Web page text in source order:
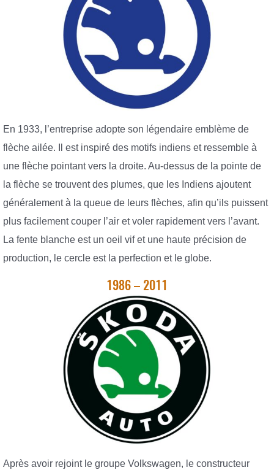
En 1933, l’entreprise adopte son légendaire emblème de
flèche ailée. Il est inspiré des motifs indiens et ressemble à
une flèche pointant vers la droite. Au-dessus de la pointe de
la flèche se trouvent des plumes, que les Indiens ajoutent
généralement à la queue de leurs flèches, afin qu’ils puissent
plus facilement couper l’air et voler rapidement vers l’avant.
La fente blanche est un oeil vif et une haute précision de
production, le cercle est la perfection et le globe.
1986 – 2011
Après avoir rejoint le groupe Volkswagen, le constructeur